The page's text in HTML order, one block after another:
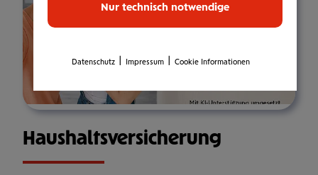
Haus­halts­ver­si­che­rung
Nur technisch notwendige
Datenschutz Impressum Cookie Informationen